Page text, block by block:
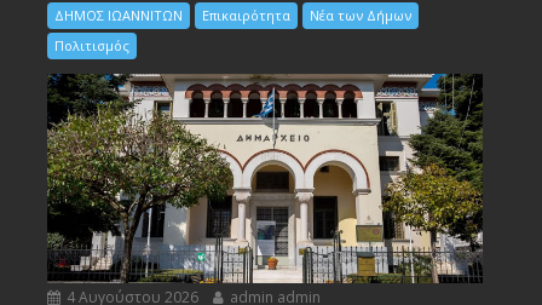
ΔΗΜΟΣ ΙΩΑΝΝΙΤΩΝ Επικαιρότητα
Νέα των Δήμων
Πολιτισμός
4 Αυγούστου 2026 admin admin